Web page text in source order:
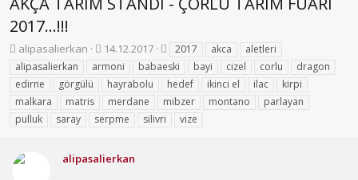
2017...!!!
K
o
b
u
y
a
alipasalierkan
B
a
a
n
ç
14.12.2017
t
k
e
2017 akca
aletleri
alipasalierkan
armoni babaeski bayi cizel corlu
dragon
edirne
görgülü hayrabolu hedef ikinci el ilac
kirpi
malkara
matris merdane mibzer montano
parlayan
pulluk
saray serpme silivri vize
alipasalierkan